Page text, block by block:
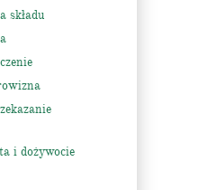
składu
i dożywocie